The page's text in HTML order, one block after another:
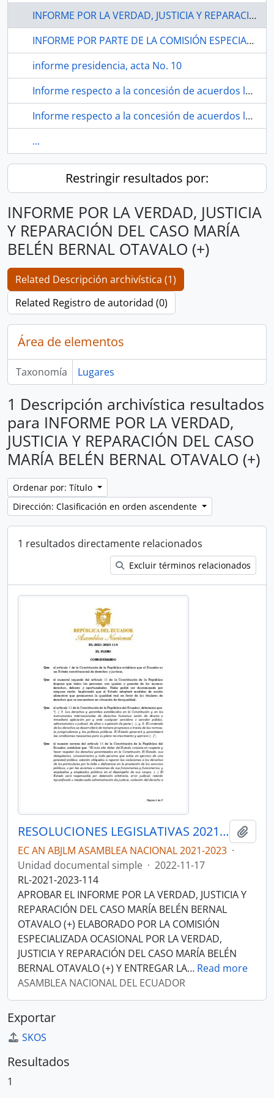
INFORME POR LA VERDAD, JUSTICIA Y REPARACIÓN DEL CASO MARÍA BELÉN BERNAL OTAVALO (+)
INFORME POR PARTE DE LA COMISIÓN ESPECIALIZADA OCASIONAL “AAMPETRA”
informe presidencia, acta No. 10
Informe respecto a la concesión de acuerdos legislativos,
Informe respecto a la concesión de acuerdos legislativos.
...
Restringir resultados por:
INFORME POR LA VERDAD, JUSTICIA
Y REPARACIÓN DEL CASO MARÍA
BELÉN BERNAL OTAVALO (+)
Related Descripción archivística (1)
Related Registro de autoridad (0)
Área de elementos
Taxonomía Lugares
1 Descripción archivística resultados
para INFORME POR LA VERDAD,
JUSTICIA Y REPARACIÓN DEL CASO
MARÍA BELÉN BERNAL OTAVALO (+)
Ordenar por: Título
Dirección: Clasificación en orden ascendente
1 resultados directamente relacionados
Excluir términos relacionados
RESOLUCIONES LEGISLATIVAS 2021-2023
EC AN ABJLM ASAMBLEA NACIONAL 2021-2023 ·
Unidad documental simple · 2022-11-17
RL-2021-2023-114
APROBAR EL INFORME POR LA VERDAD, JUSTICIA Y
REPARACIÓN DEL CASO MARÍA BELÉN BERNAL
OTAVALO (+) ELABORADO POR LA COMISIÓN
ESPECIALIZADA OCASIONAL POR LA VERDAD,
JUSTICIA Y REPARACIÓN DEL CASO MARÍA BELÉN
BERNAL OTAVALO (+) Y ENTREGAR LA… Read more
ASAMBLEA NACIONAL DEL ECUADOR
Exportar
SKOS
Resultados
1